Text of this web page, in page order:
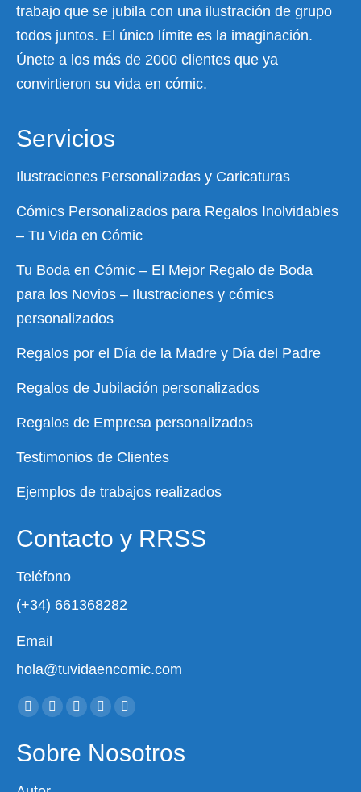
trabajo que se jubila con una ilustración de grupo
todos juntos. El único límite es la imaginación.
Únete a los más de 2000 clientes que ya
convirtieron su vida en cómic.
Servicios
Ilustraciones Personalizadas y Caricaturas
Cómics Personalizados para Regalos Inolvidables
– Tu Vida en Cómic
Tu Boda en Cómic – El Mejor Regalo de Boda
para los Novios – Ilustraciones y cómics
personalizados
Regalos por el Día de la Madre y Día del Padre
Regalos de Jubilación personalizados
Regalos de Empresa personalizados
Testimonios de Clientes
Ejemplos de trabajos realizados
Contacto y RRSS
Teléfono
(+34) 661368282
Email
hola@tuvidaencomic.com
Encuéntranos en:
Facebook
opens
X
opens
YouTube
opens
Instagram
opens
Whatsapp
opens
Sobre Nosotros